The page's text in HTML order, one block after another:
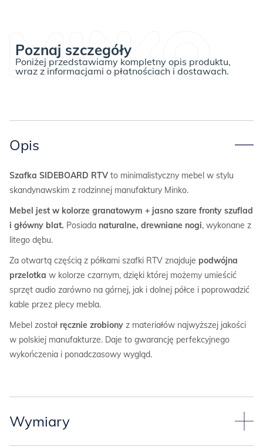
Poznaj szczegóły
Poniżej przedstawiamy kompletny opis produktu,
wraz z informacjami o płatnościach i dostawach.
Opis
Szafka SIDEBOARD RTV to minimalistyczny mebel w stylu
skandynawskim z rodzinnej manufaktury Minko.
Mebel jest w kolorze granatowym + jasno szare fronty szuflad
i główny blat. Posiada naturalne, drewniane nogi, wykonane z
litego dębu.
Za otwartą częścią z półkami szafki RTV znajduje podwójna
przelotka w kolorze czarnym, dzięki której możemy umieścić
sprzęt audio zarówno na górnej, jak i dolnej półce i poprowadzić
kable przez plecy mebla.
Mebel został ręcznie zrobiony z materiałów najwyższej jakości
w polskiej manufakturze. Daje to gwarancję perfekcyjnego
wykończenia i ponadczasowy wygląd.
Wymiary